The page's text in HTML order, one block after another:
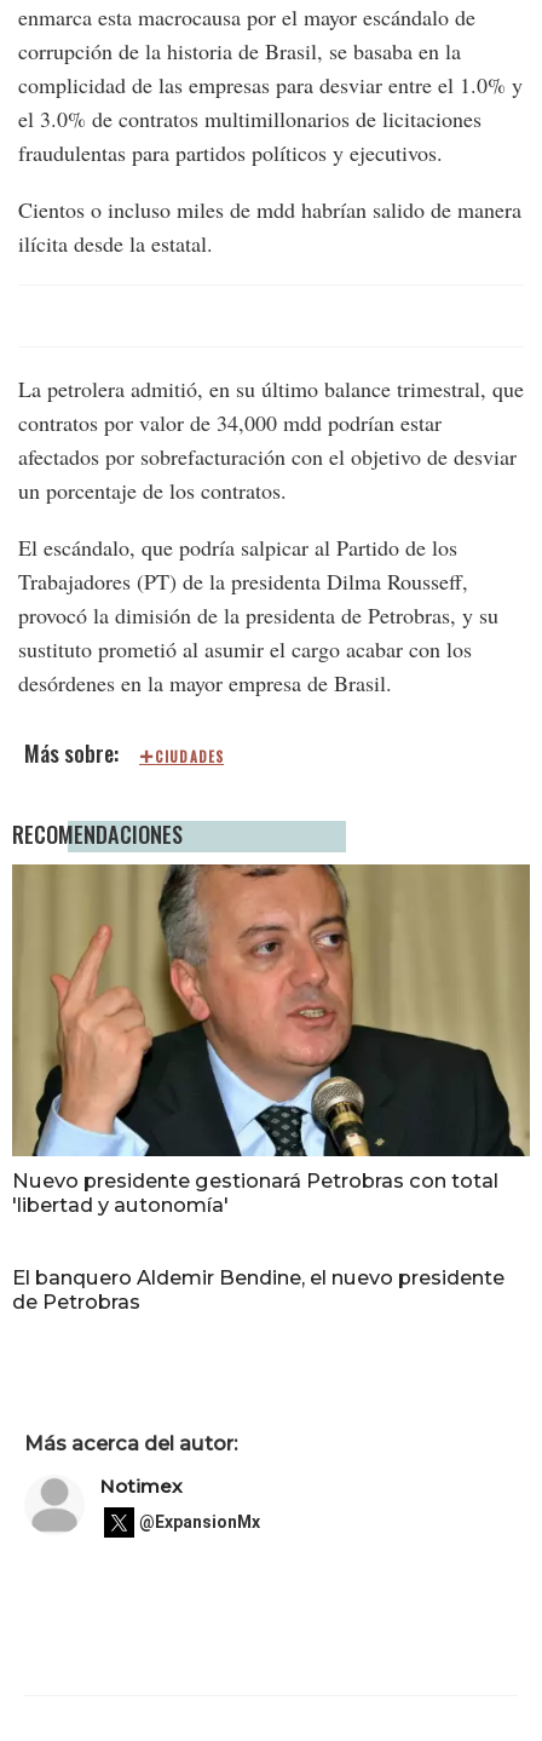
enmarca esta macrocausa por el mayor escándalo de
corrupción de la historia de Brasil, se basaba en la
complicidad de las empresas para desviar entre el 1.0% y
el 3.0% de contratos multimillonarios de licitaciones
fraudulentas para partidos políticos y ejecutivos.
Cientos o incluso miles de mdd habrían salido de manera
ilícita desde la estatal.
La petrolera admitió, en su último balance trimestral, que
contratos por valor de 34,000 mdd podrían estar
afectados por sobrefacturación con el objetivo de desviar
un porcentaje de los contratos.
El escándalo, que podría salpicar al Partido de los
Trabajadores (PT) de la presidenta Dilma Rousseff,
provocó la dimisión de la presidenta de Petrobras, y su
sustituto prometió al asumir el cargo acabar con los
desórdenes en la mayor empresa de Brasil.
CIUDADES
RECOMENDACIONES
Nuevo presidente gestionará Petrobras con total
'libertad y autonomía'
El banquero Aldemir Bendine, el nuevo presidente
de Petrobras
Más acerca del autor:
Notimex
@ExpansionMx